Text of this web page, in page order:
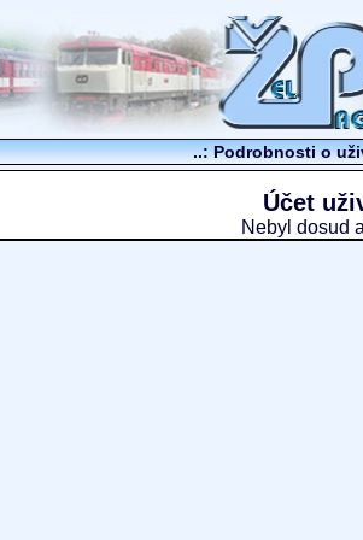
..: Podrobnosti o
Účet
Nebyl dosud